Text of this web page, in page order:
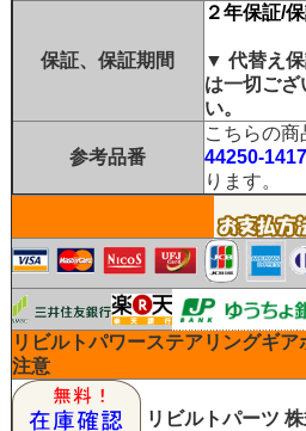
保証、保証期間
２年保証/
▼ 代替え
は一切ござ
い。
参考品番
こちらの商
44250-
ります。
リビルトパワーステアリングギ
注意
リビルトパーツ